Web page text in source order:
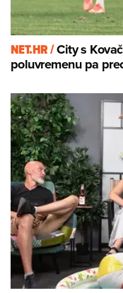
NET.HR /City s
poluvremenu pa